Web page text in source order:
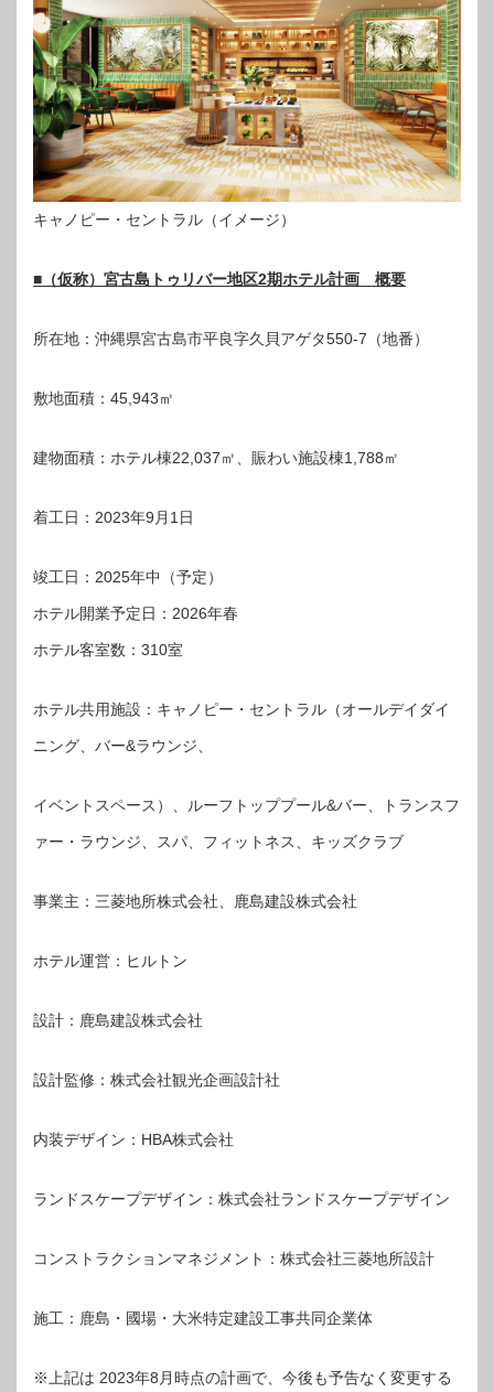
キャノピー・セントラル（イメージ）
■（仮称）宮古島トゥリバー地区2期ホテル計画 概要
所在地：沖縄県宮古島市平良字久貝アゲタ550-7（地番）
敷地面積：45,943㎡
建物面積：ホテル棟22,037㎡、賑わい施設棟1,788㎡
着工日：2023年9月1日
竣工日：2025年中（予定）
ホテル開業予定日：2026年春
ホテル客室数：310室
ホテル共用施設：キャノピー・セントラル（オールデイダイ
ニング、バー&ラウンジ、
イベントスペース）、ルーフトッププール&バー、トランスフ
ァー・ラウンジ、スパ、フィットネス、キッズクラブ
事業主：三菱地所株式会社、鹿島建設株式会社
ホテル運営：ヒルトン
設計：鹿島建設株式会社
設計監修：株式会社観光企画設計社
内装デザイン：HBA株式会社
ランドスケープデザイン：株式会社ランドスケープデザイン
コンストラクションマネジメント：株式会社三菱地所設計
施工：鹿島・國場・大米特定建設工事共同企業体
※上記は 2023年8月時点の計画で、今後も予告なく変更する